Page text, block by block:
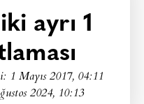
ayrı 1
1 Mayıs 2017, 04:11
2024, 10:13